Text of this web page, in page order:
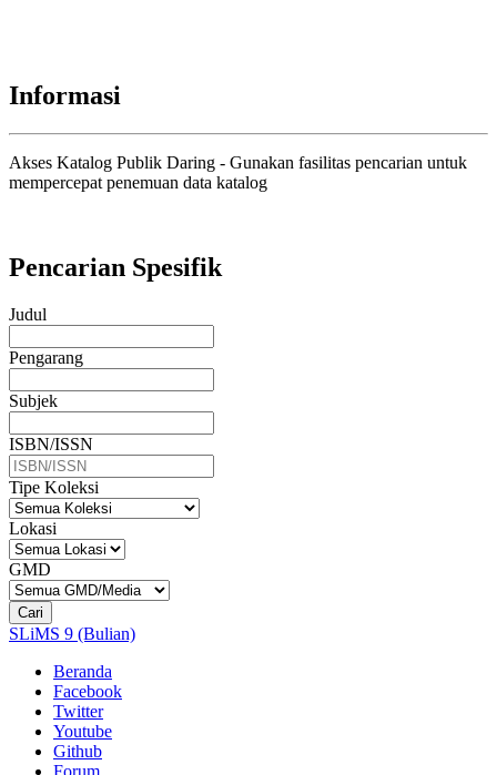
Informasi
Akses Katalog Publik Daring - Gunakan fasilitas pencarian untuk
mempercepat penemuan data katalog
Pencarian Spesifik
Judul
Pengarang
Subjek
ISBN/ISSN
Tipe Koleksi
Lokasi
GMD
Cari
SLiMS 9 (Bulian)
Beranda
Facebook
Twitter
Youtube
Github
Forum